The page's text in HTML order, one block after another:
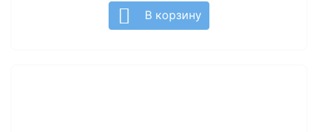
В корзину